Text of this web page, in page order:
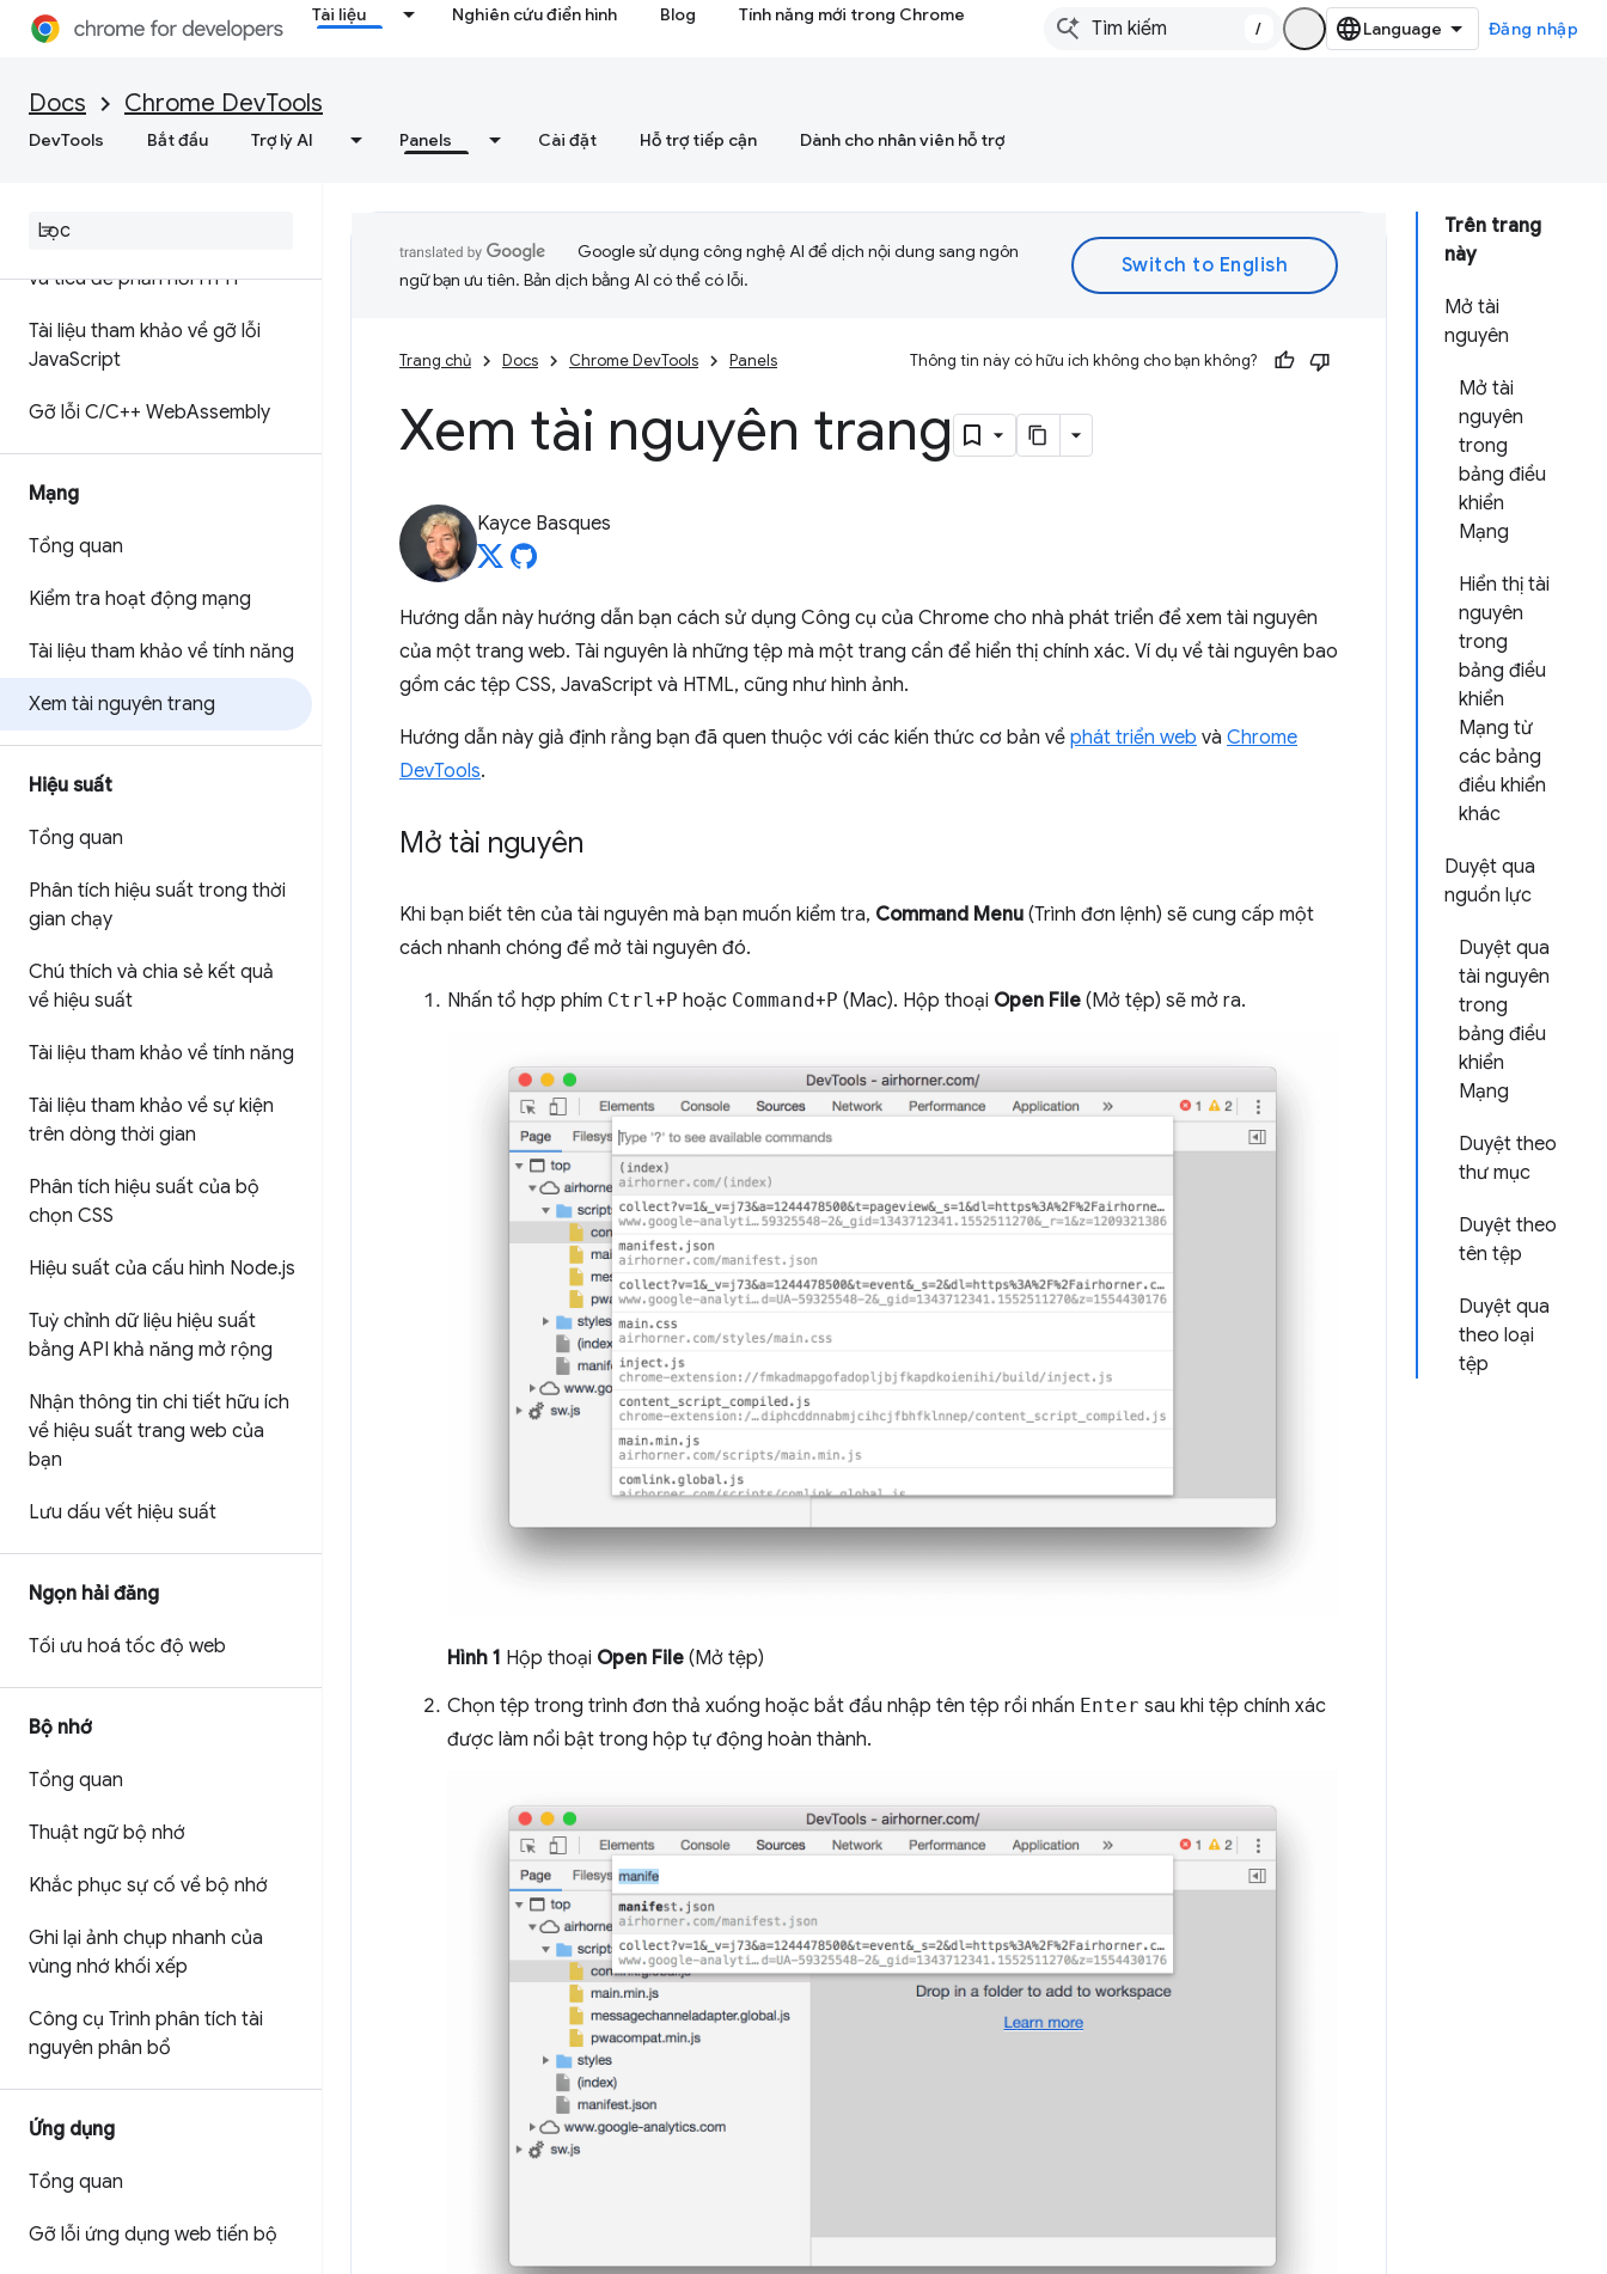
Tài liệu Nghiên cứu điển hình Blog Tính năng mới trong Chrome
/ Đăng nhập
Docs Chrome DevTools
DevTools Bắt đầu Trợ lý AI Panels Cài đặt Hỗ trợ tiếp cận Dành cho nhân viên hỗ trợ
ignoreList
Thiết lập không gian làm việc
và tiêu đề phản hồi HTTP
Tài liệu tham khảo về gỡ lỗi
JavaScript
Gỡ lỗi C/C++ WebAssembly
Mạng
Tổng quan
Kiểm tra hoạt động mạng
Tài liệu tham khảo về tính năng
Xem tài nguyên trang
Hiệu suất
Tổng quan
Phân tích hiệu suất trong thời
gian chạy
Chú thích và chia sẻ kết quả
về hiệu suất
Tài liệu tham khảo về tính năng
Tài liệu tham khảo về sự kiện
trên dòng thời gian
Phân tích hiệu suất của bộ
chọn CSS
Hiệu suất của cấu hình Node.js
Tuỳ chỉnh dữ liệu hiệu suất
bằng API khả năng mở rộng
Nhận thông tin chi tiết hữu ích
về hiệu suất trang web của
bạn
Lưu dấu vết hiệu suất
Ngọn hải đăng
Tối ưu hoá tốc độ web
Bộ nhớ
Tổng quan
Thuật ngữ bộ nhớ
Khắc phục sự cố về bộ nhớ
Ghi lại ảnh chụp nhanh của
vùng nhớ khối xếp
Công cụ Trình phân tích tài
nguyên phân bổ
Ứng dụng
Tổng quan
Gỡ lỗi ứng dụng web tiến bộ
Trên trang
này
Mở tài
nguyên
Mở tài
nguyên
trong
bảng điều
khiển
Mạng
Hiển thị tài
nguyên
trong
bảng điều
khiển
Mạng từ
các bảng
điều khiển
khác
Duyệt qua
nguồn lực
Duyệt qua
tài nguyên
trong
bảng điều
khiển
Mạng
Duyệt theo
thư mục
Duyệt theo
tên tệp
Duyệt qua
theo loại
tệp
Google sử dụng công nghệ AI để dịch nội dung sang ngôn
ngữ bạn ưu tiên. Bản dịch bằng AI có thể có lỗi.
Trang chủ Docs Chrome DevTools Panels Thông tin này có hữu ích không cho bạn không?
Xem tài nguyên trang
Kayce Basques
Hướng dẫn này hướng dẫn bạn cách sử dụng Công cụ của Chrome cho nhà phát triển để xem tài nguyên
của một trang web. Tài nguyên là những tệp mà một trang cần để hiển thị chính xác. Ví dụ về tài nguyên bao
gồm các tệp CSS, JavaScript và HTML, cũng như hình ảnh.
Hướng dẫn này giả định rằng bạn đã quen thuộc với các kiến thức cơ bản về phát triển web và Chrome
DevTools.
Mở tài nguyên
Khi bạn biết tên của tài nguyên mà bạn muốn kiểm tra, Command Menu (Trình đơn lệnh) sẽ cung cấp một
cách nhanh chóng để mở tài nguyên đó.
Nhấn tổ hợp phím Ctrl+P hoặc Command+P (Mac). Hộp thoại Open File (Mở tệp) sẽ mở ra.
Hình 1 Hộp thoại Open File (Mở tệp)
Chọn tệp trong trình đơn thả xuống hoặc bắt đầu nhập tên tệp rồi nhấn Enter sau khi tệp chính xác
được làm nổi bật trong hộp tự động hoàn thành.